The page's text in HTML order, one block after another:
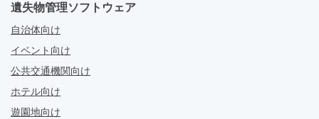
遺失物管理ソフトウェア
自治体向け
イベント向け
公共交通機関向け
ホテル向け
遊園地向け